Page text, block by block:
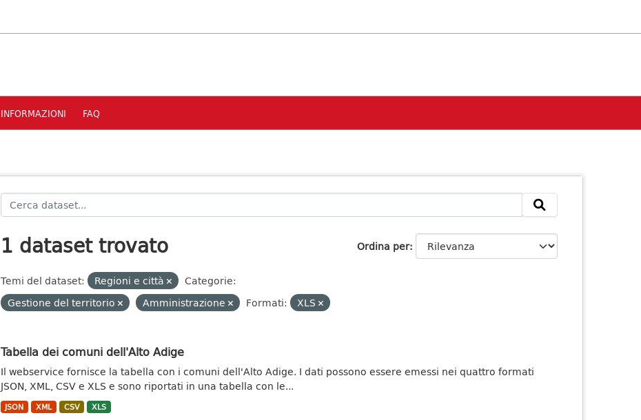
INFORMAZIONI FAQ
Ordina per
1 dataset trovato
Temi del dataset: Regioni e città
Categorie:
Gestione del territorio
Amministrazione Formati: XLS
Tabella dei comuni dell'Alto Adige
Il webservice fornisce la tabella con i comuni dell'Alto Adige. I dati possono essere emessi nei quattro formati
JSON, XML, CSV e XLS e sono riportati in una tabella con le...
JSON XML CSV XLS